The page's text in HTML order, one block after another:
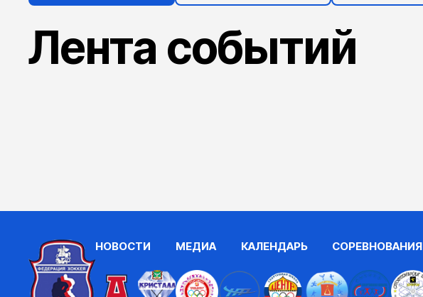
Лента событий
НОВОСТИ МЕДИА КАЛЕНДАРЬ СОРЕВНОВАНИЯ